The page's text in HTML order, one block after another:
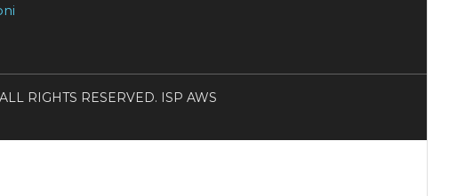
RIGHTS RESERVED. ISP AWS